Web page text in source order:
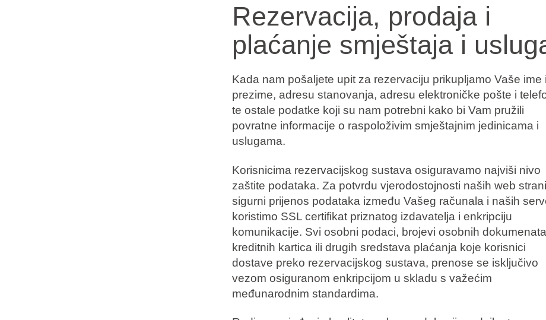
Rezervacija, prodaja i
plaćanje smještaja i
Kada nam pošaljete upit za rezervaciju prikupljamo Vaše ime i
prezime, adresu stanovanja, adresu elektroničke pošte i
te ostale podatke koji su nam potrebni kako bi Vam pružili
povratne informacije o raspoloživim smještajnim jedinicama i
uslugama.
Korisnicima rezervacijskog sustava osiguravamo najviši nivo
zaštite podataka. Za potvrdu vjerodostojnosti naših web
sigurni prijenos podataka između Vašeg računala i naših
koristimo SSL certifikat priznatog izdavatelja i enkripciju
komunikacije. Svi osobni podaci, brojevi osobnih
kreditnih kartica ili drugih sredstava plaćanja koje korisnici
dostave preko rezervacijskog sustava, prenose se isključivo
vezom osiguranom enkripcijom u skladu s važećim
međunarodnim standardima.